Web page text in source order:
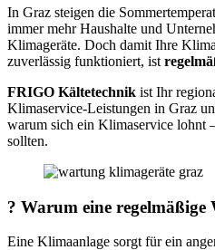
In Graz steigen die
immer mehr Haushalte und
Klimageräte. Doch damit Ihre
zuverlässig funktioniert, ist
FRIGO Kältetechnik ist Ihr
Klimaservice-Leistungen in Graz
warum sich ein Klimaservice lohnt
sollten.
?️ Warum eine
Eine Klimaanlage sorgt für ein